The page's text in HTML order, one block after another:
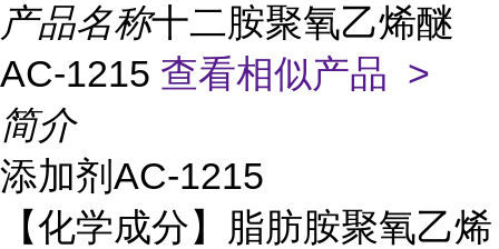
产品名称十二胺聚氧乙烯醚
AC-1215 查看相似产品 >
简介
添加剂AC-1215
【化学成分】脂肪胺聚氧乙烯